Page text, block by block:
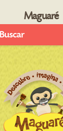
Maguaré
Buscar